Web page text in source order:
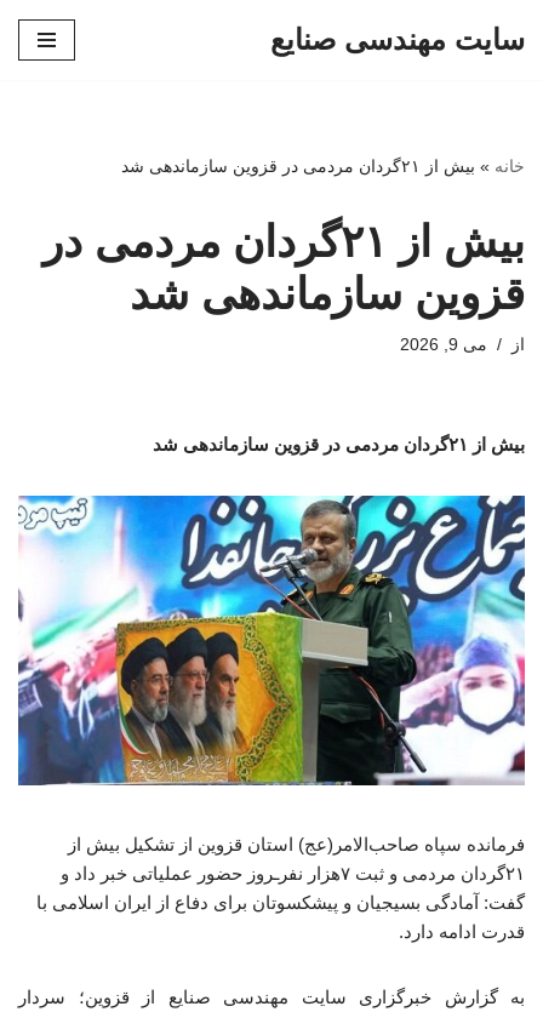
سایت مهندسی صنایع
خانه » بیش از ۲۱گردان مردمی در قزوین سازماندهی شد
بیش از ۲۱گردان مردمی در
قزوین سازماندهی شد
از می 9, 2026
بیش از ۲۱گردان مردمی در قزوین سازماندهی شد
فرمانده سپاه صاحب‌الامر(عج) استان قزوین از تشکیل بیش از
۲۱گردان مردمی و ثبت ۷هزار نفرـروز حضور عملیاتی خبر داد و
گفت: آمادگی بسیجیان و پیشکسوتان برای دفاع از ایران اسلامی با
قدرت ادامه دارد.
به گزارش خبرگزاری سایت مهندسی صنایع از قزوین؛ سردار